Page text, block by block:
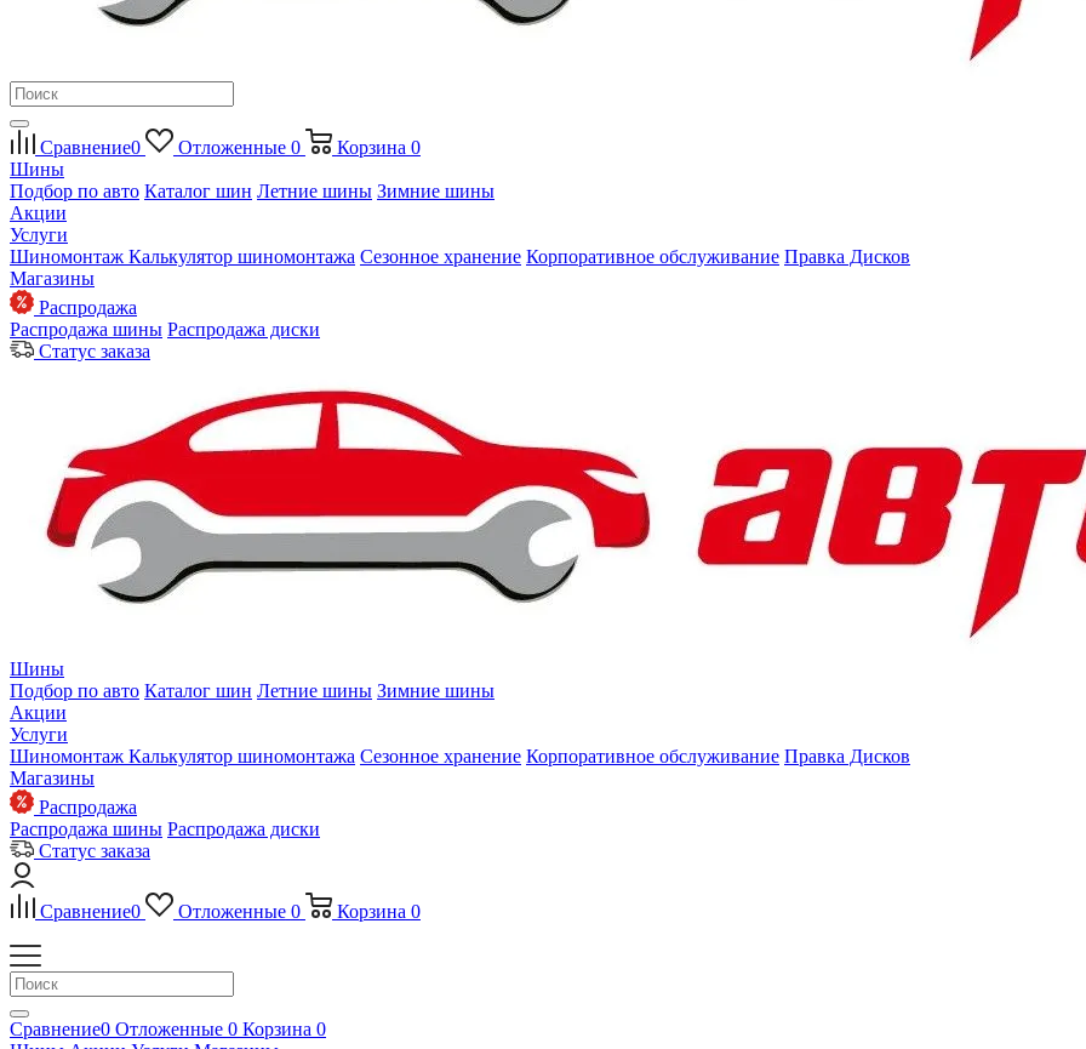
Сравнение0 Отложенные 0 Корзина 0
Шины
Подбор по авто Каталог шин Летние шины Зимние шины
Акции
Услуги
Шиномонтаж Калькулятор шиномонтажа Сезонное хранение Корпоративное обслуживание Правка Дисков
Магазины
Распродажа
Распродажа шины Распродажа диски
Статус заказа
Шины
Подбор по авто Каталог шин Летние шины Зимние шины
Акции
Услуги
Шиномонтаж Калькулятор шиномонтажа Сезонное хранение Корпоративное обслуживание Правка Дисков
Магазины
Распродажа
Распродажа шины Распродажа диски
Статус заказа
Сравнение0 Отложенные 0 Корзина 0
Сравнение0 Отложенные 0 Корзина 0